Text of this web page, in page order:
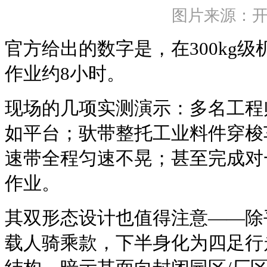
图片来源：
官方给出的数字是，在300kg级
作业约8小时。
现场的几项实测演示：多名工
如平台；驮带整托工业料件穿
速带全程匀速不晃；甚至完成
作业。
其双形态设计也值得注意——除
载人骑乘款，下半身化为四足